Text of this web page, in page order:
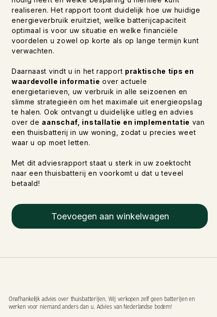
realiseren. Het rapport toont duidelijk hoe uw huidige
energieverbruik eruitziet, welke batterijcapaciteit
optimaal is voor uw situatie en welke financiële
voordelen u zowel op korte als op lange termijn kunt
verwachten.
Daarnaast vindt u in het rapport praktische tips en
waardevolle informatie over actuele
energietarieven, uw verbruik in alle seizoenen en
slimme strategieën om het maximale uit energieopslag
te halen. Ook ontvangt u duidelijke uitleg en advies
over de aanschaf, installatie en implementatie van
een thuisbatterij in uw woning, zodat u precies weet
waar u op moet letten.
Met dit adviesrapport staat u sterk in uw zoektocht
naar een thuisbatterij en voorkomt u dat u teveel
betaald!
Toevoegen aan winkelwagen
Onafhankelijk advies over thuisbatterijen. Wij verkopen zelf geen batterijen en
werken voor niemand anders dan u. Advies van Nederlandse bodem!